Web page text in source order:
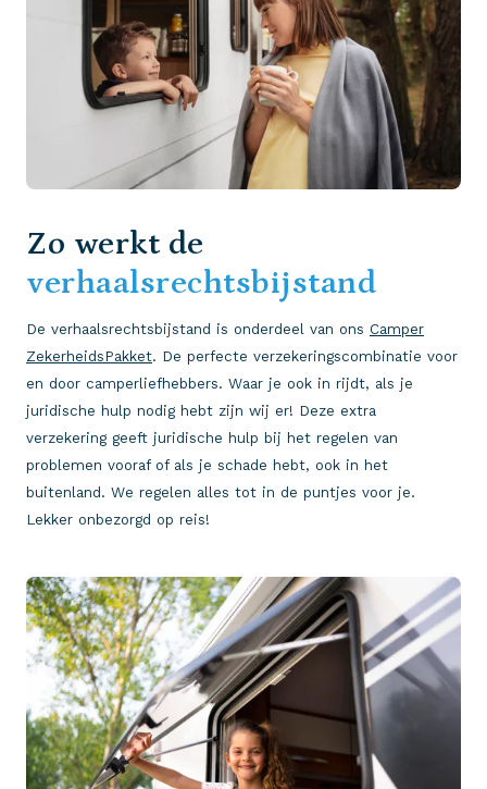
Zo werkt de
verhaalsrechtsbijstand
De verhaalsrechtsbijstand is onderdeel van ons Camper
ZekerheidsPakket. De perfecte verzekeringscombinatie voor
en door camperliefhebbers. Waar je ook in rijdt, als je
juridische hulp nodig hebt zijn wij er! Deze extra
verzekering geeft juridische hulp bij het regelen van
problemen vooraf of als je schade hebt, ook in het
buitenland. We regelen alles tot in de puntjes voor je.
Lekker onbezorgd op reis!